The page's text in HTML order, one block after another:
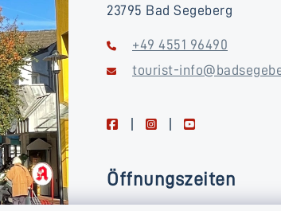
23795 Bad Segeberg
+49 4551 96490
tourist-
facebookinstagramyoutube
Öffnungszeiten